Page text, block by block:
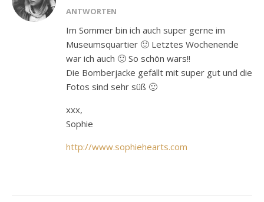
ANTWORTEN
Im Sommer bin ich auch super gerne im
Museumsquartier 🙂 Letztes Wochenende
war ich auch 🙂 So schön wars!!
Die Bomberjacke gefällt mit super gut und die
Fotos sind sehr süß 🙂
xxx,
Sophie
http://www.sophiehearts.com